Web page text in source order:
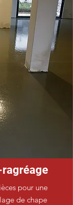
pour une
de chape